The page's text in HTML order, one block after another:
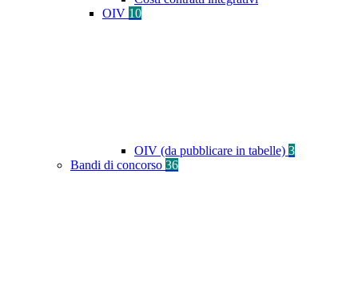
OIV 10
OIV (da pubblicare in tabelle) 3
Bandi di concorso 36